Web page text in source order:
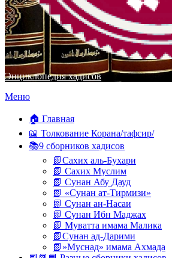
Энциклопедия хадисов
Перейти
содержимому
Меню
🏠 Главная
📖 Толкование Корана/тафсир/
📚9 сборников хадисов
📗Сахих аль-Бухари
📗 Сахих Муслим
📗 Сунан Абу Дауд
📗 «Сунан ат-Тирмизи»
📗 Сунан ан-Насаи
📗 Сунан Ибн Маджах
📗 Муватта имама Малика
📗Сунан ад-Дарими
📗»Муснад» имама Ахмада